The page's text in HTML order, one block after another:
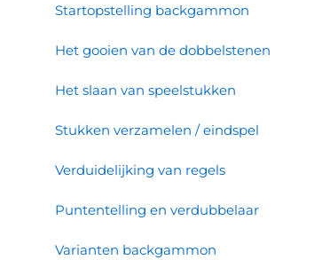
Startopstelling backgammon
Het gooien van de dobbelstenen
Het slaan van speelstukken
Stukken verzamelen / eindspel
Verduidelijking van regels
Puntentelling en verdubbelaar
Varianten backgammon